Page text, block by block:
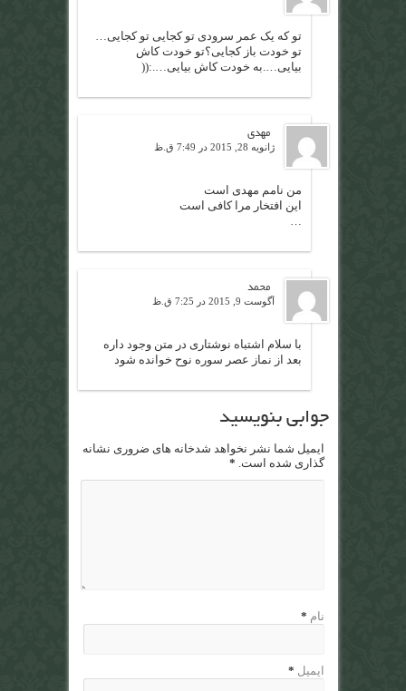
تو که یک عمر سرودی تو کجایی تو کجایی…
تو خودت باز کجایی؟تو خودت کاش
بیایی….به خودت کاش بیایی….:((
مهدی
ژانویه 28, 2015 در 7:49 ق.ظ
من نامم مهدی است
این افتخار مرا کافی است
…
محمد
آگوست 9, 2015 در 7:25 ق.ظ
با سلام اشتباه نوشتاری در متن وجود داره
بعد از نماز عصر سوره نوح خوانده شود
جوابی بنویسید
ایمیل شما نشر نخواهد شدخانه های ضروری نشانه
گذاری شده است. *
نام *
ایمیل *